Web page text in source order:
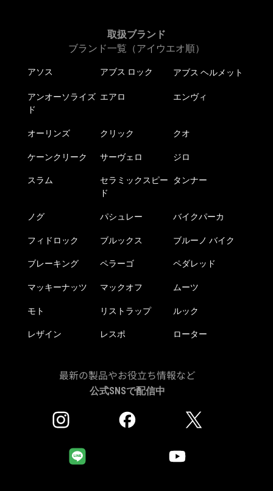
取扱ブランド
ブランド一覧（アイウエオ順）
アソス アブス ロック アブス ヘルメット
アンオーソライズ
ド
エアロ エンヴィ
オーリンズ クリック クオ
ケーンクリーク サーヴェロ ジロ
スラム
セラミックスピー
ド
タンナー
ノグ パシュレー バイクパーカ
フィドロック ブルックス ブルーノ バイク
ブレーキング ペラーゴ ペダレッド
マッキーナッツ マックオフ ムーツ
モト リストラップ ルック
レザイン レスポ ローター
最新の製品やお役立ち情報など
公式SNSで配信中